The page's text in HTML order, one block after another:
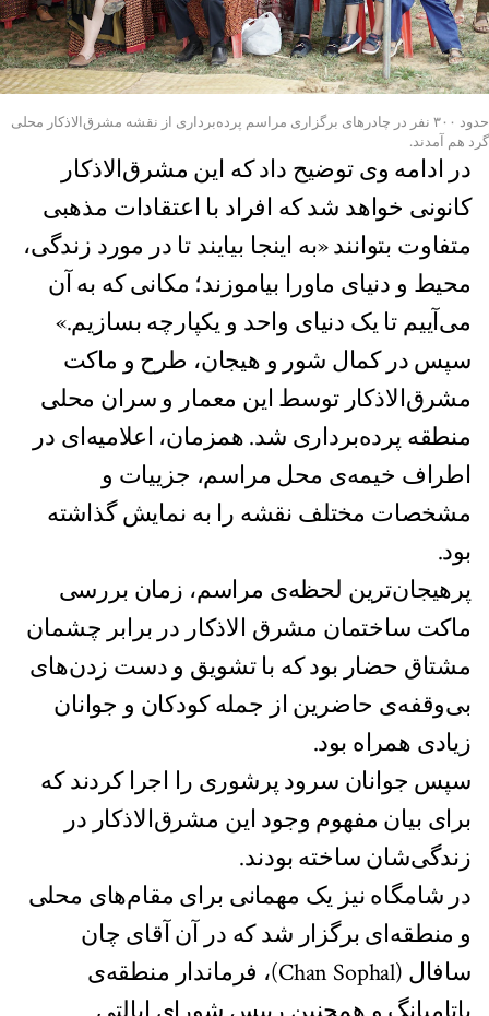
حدود ۳۰۰ نفر در چادرهای برگزاری مراسم پرده‌برداری از نقشه مشرق‌الاذکار محلی
گرد هم آمدند.
در ادامه وی توضیح داد که این مشرق‌الاذکار
کانونی خواهد ‌شد که افراد با اعتقادات مذهبی
متفاوت بتوانند «به اینجا بیایند تا در مورد زندگی،
محیط و دنیای ماورا بیاموزند؛ مکانی که به آن
می‌آییم تا یک دنیای واحد و یکپارچه بسازیم.»
سپس در کمال شور و هیجان، طرح و ماکت
مشرق‌الاذکار توسط این معمار و سران محلی
منطقه پرده‌برداری شد. همزمان، اعلامیه‌ای در
اطراف خیمه‌‌ی محل مراسم، جزییات و
مشخصات مختلف نقشه را به نمایش ‌گذاشته
بود.
پرهیجان‌ترین لحظه‌‌ی مراسم، زمان بررسی
ماکت ساختمان مشرق الاذکار در برابر چشمان
مشتاق حضار بود که با تشویق و دست زدن‌های
بی‌وقفه‌ی حاضرین از جمله کودکان و جوانان
زیادی همراه بود.
سپس جوانان سرود پرشوری را اجرا کردند که
برای بیان مفهوم وجود این مشرق‌الاذکار در
زندگی‌شان ساخته بودند.
در شامگاه نیز یک مهمانی برای مقام‌های محلی
و منطقه‌ای برگزار شد که در آن آقای چان
سافال (Chan Sophal)، فرماندار منطقه‌ی